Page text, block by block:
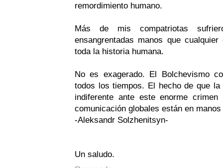
remordimiento humano.
Más de mis compatriotas
ensangrentadas manos que
toda la historia humana.
No es exagerado. El Bolchevismo
todos los tiempos. El hecho de que
indiferente ante este enorme
comunicación globales están en
-Aleksandr Solzhenitsyn-
Un saludo.